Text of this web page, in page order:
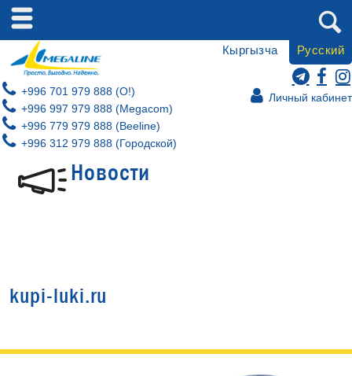
Личный кабинет
+996 701 979 888 (O!)
+996 997 979 888 (Megacom)
+996 779 979 888 (Beeline)
+996 312 979 888 (Городской)
Кыргызча Русский
Новости
kupi-luki.ru